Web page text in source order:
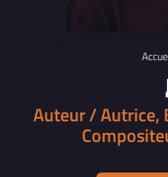
Auteur / Autrice,